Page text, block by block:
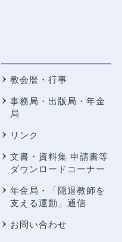
教会暦・行事
事務局・出版局・年金
局
リンク
文書・資料集 申請書等
ダウンロードコーナー
年金局・
「隠退教師を
支える運動」通信
お問い合わせ